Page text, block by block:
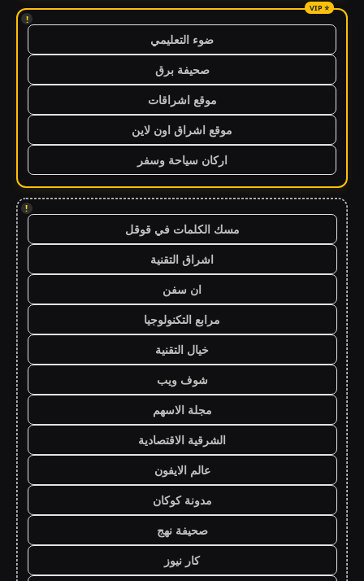
!
ضوء التعليمي
صحيفة برق
موقع اشراقات
موقع اشراق اون لاين
اركان سياحة وسفر
!
مسك الكلمات في قوقل
اشراق التقنية
ان سفن
مرابع التكنولوجيا
خيال التقنية
شوف ويب
مجلة الاسهم
الشرقية الاقتصادية
عالم الايفون
مدونة كوكان
صحيفة نهج
كار نيوز